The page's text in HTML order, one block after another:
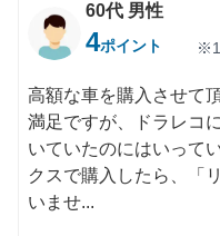
60代 男性
4ポイント
高額な車を購入させて
満足ですが、ドラレコ
いていたのにはいって
クスで購入したら、「
いませ